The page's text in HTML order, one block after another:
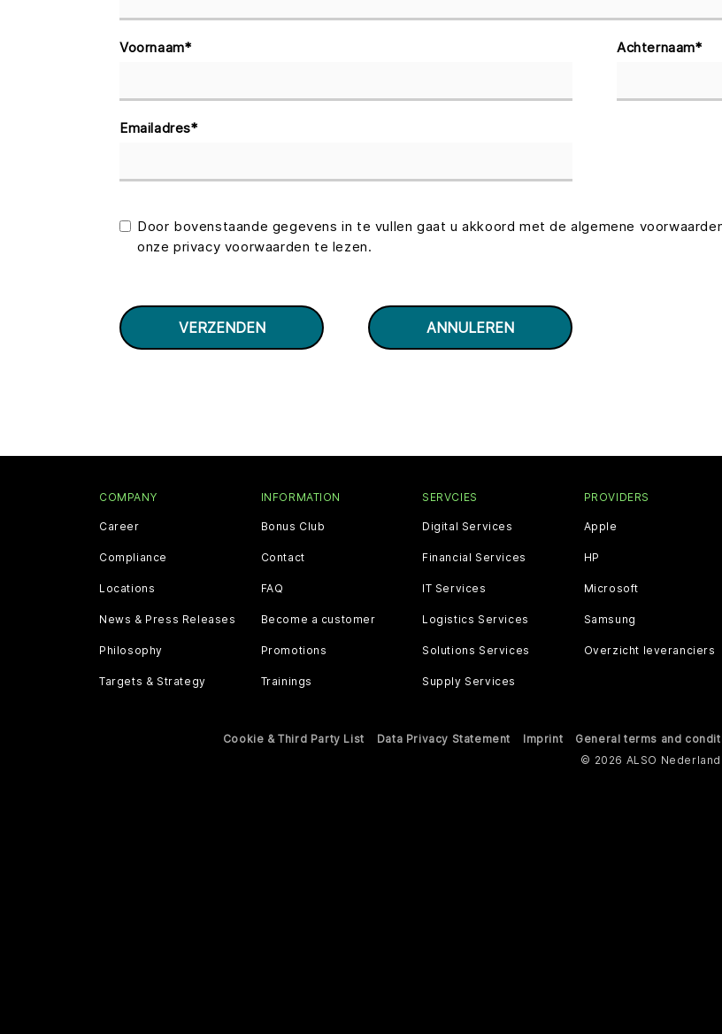
Voornaam* Achternaam*
Emailadres*
Door bovenstaande gegevens in te vullen gaat u akkoord met de algemene
onze privacy voorwaarden te lezen.
COMPANY
Career
Compliance
Locations
News & Press Releases
Philosophy
Targets & Strategy
INFORMATION
Bonus Club
Contact
FAQ
Become a customer
Promotions
Trainings
SERVCIES
Digital Services
Financial Services
IT Services
Logistics Services
Solutions Services
Supply Services
PROVIDERS
Apple
HP
Microsoft
Samsung
Overzicht leveranciers
Cookie & Third Party List Data Privacy Statement Imprint
General terms and
© 2026 ALSO Nederland